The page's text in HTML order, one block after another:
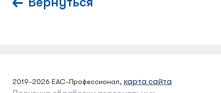
2019-2026 ЕАС-Профессионал, карта сайта